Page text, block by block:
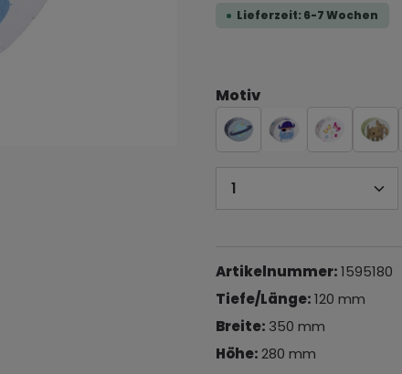
Lieferzeit: 6-7 Wochen
Motiv
Produkt
Artikelnummer:1595180
Tiefe/Länge:120 mm
Breite: 350 mm
Höhe:280 mm